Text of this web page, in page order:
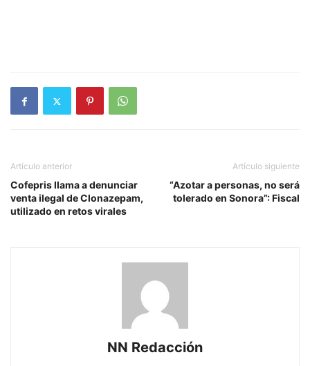
Artículo anterior
Cofepris llama a denunciar
venta ilegal de Clonazepam,
utilizado en retos virales
Artículo siguiente
“Azotar a personas, no será
tolerado en Sonora”: Fiscal
NN Redacción